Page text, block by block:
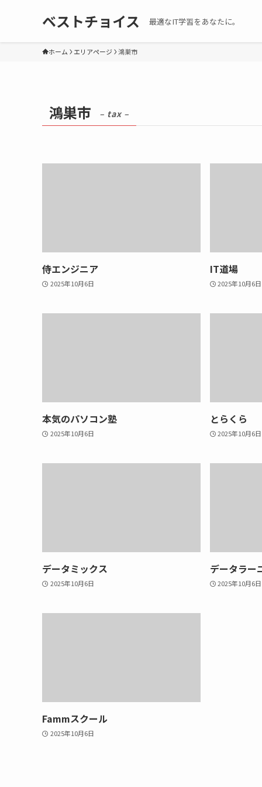
ベストチョイス 最適なIT学習をあなたに。
ホーム エリアページ 鴻巣市
鴻巣市 – tax –
侍エンジニア
2025年10月6日
IT道場
2025年10月6日
本気のパソコン塾
2025年10月6日
とらくら
2025年10月6日
データミックス
2025年10月6日
データラー
2025年10月6日
Fammスクール
2025年10月6日